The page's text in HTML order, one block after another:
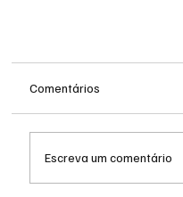
Comentários
Escreva um comentário